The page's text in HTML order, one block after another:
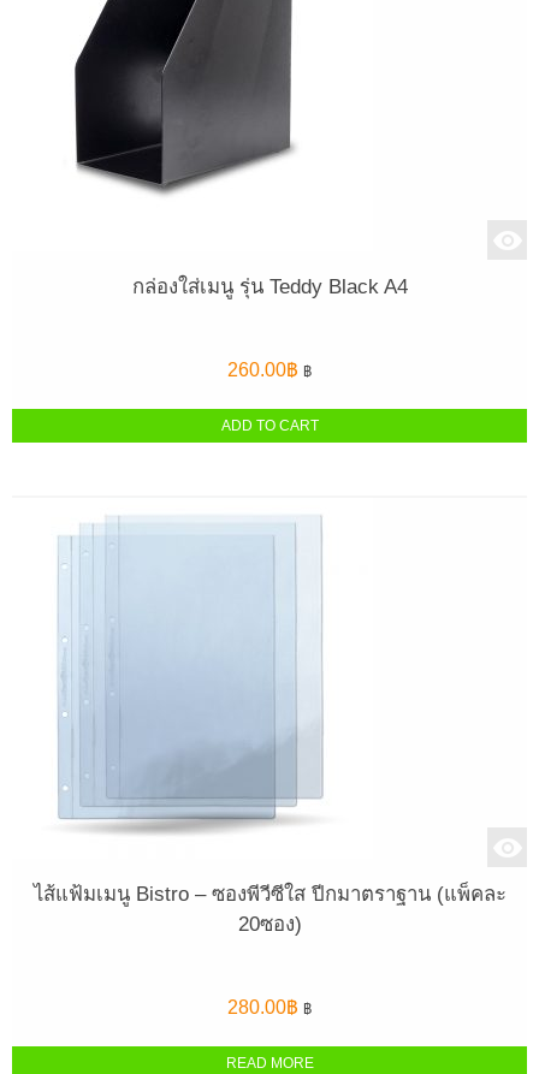
กล่องใส่เมนู รุ่น Teddy Black A4
260.00฿ ฿
ADD TO CART
ไส้แฟ้มเมนู Bistro – ซองพีวีซีใส ปีกมาตราฐาน (แพ็คละ
20ซอง)
280.00฿ ฿
READ MORE